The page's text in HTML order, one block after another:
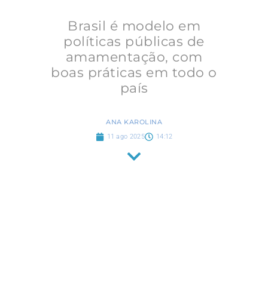
Brasil é modelo em
políticas públicas de
amamentação, com
boas práticas em todo o
país
ANA KAROLINA
11 ago 2025 14:12